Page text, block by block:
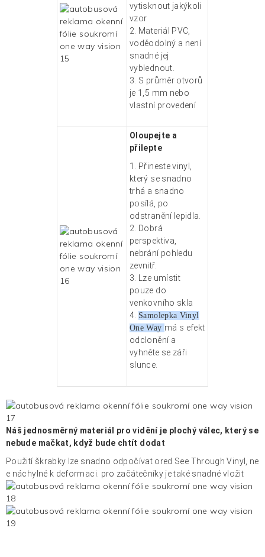
vytisknout jakýkoli
vzor
2.
Materiál PVC,
voděodolný a není
snadné jej
vyblednout.
3. S průměr otvorů
je 1,5 mm nebo
vlastní provedení
Oloupejte a
přilepte
1.
Přineste vinyl,
který se snadno
trhá a snadno
posílá, po
odstranění lepidla.
2.
Dobrá
perspektiva,
nebrání pohledu
zevnitř.
3.
Lze umístit
pouze do
venkovního skla
4. Samolepka Vinyl
One Way má s efekt
odclonění a
vyhněte se záři
slunce.
Náš jednosměrný materiál pro vidění je plochý válec, který se
nebude mačkat, když bude chtít dodat
Použití škrabky lze snadno odpočívat ored See Through Vinyl, ne
e náchylné k deformaci. pro začátečníky je také snadné vložit